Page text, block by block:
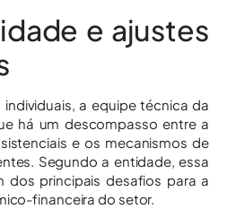
e ajustes
a equipe técnica da
há um descompasso entre a
e os mecanismos de
Segundo a entidade, essa
dos principais desafios para a
financeira do setor.